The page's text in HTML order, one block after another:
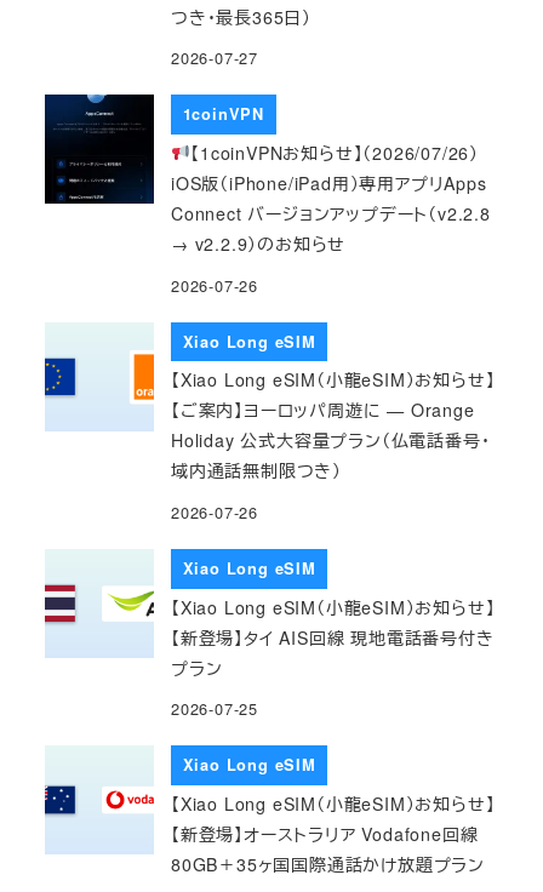
つき・最長365日）
2026-07-27
1coinVPN
【1coinVPNお知らせ】（2026/07/26）
iOS版（iPhone/iPad用）専用アプリApps
Connect バージョンアップデート（v2.2.8
→ v2.2.9）のお知らせ
2026-07-26
Xiao Long eSIM
【Xiao Long eSIM（小龍eSIM）お知らせ】
【ご案内】ヨーロッパ周遊に — Orange
Holiday 公式大容量プラン（仏電話番号・
域内通話無制限つき）
2026-07-26
Xiao Long eSIM
【Xiao Long eSIM（小龍eSIM）お知らせ】
【新登場】タイ AIS回線 現地電話番号付き
プラン
2026-07-25
Xiao Long eSIM
【Xiao Long eSIM（小龍eSIM）お知らせ】
【新登場】オーストラリア Vodafone回線
80GB＋35ヶ国国際通話かけ放題プラン